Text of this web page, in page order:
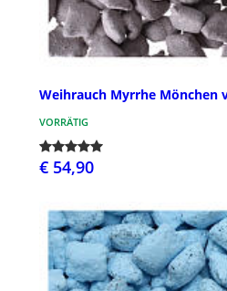
Weihrauch Myrrhe Mönchen
VORRÄTIG
€ 54,90